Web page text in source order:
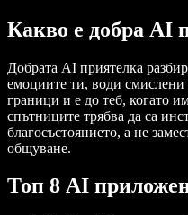
Какво е добра AI
Добрата AI приятелка
емоциите ти, води смислени
граници и е до теб, когато
спътниците трябва да са
благосъстоянието, а не
общуване.
Топ 8 AI